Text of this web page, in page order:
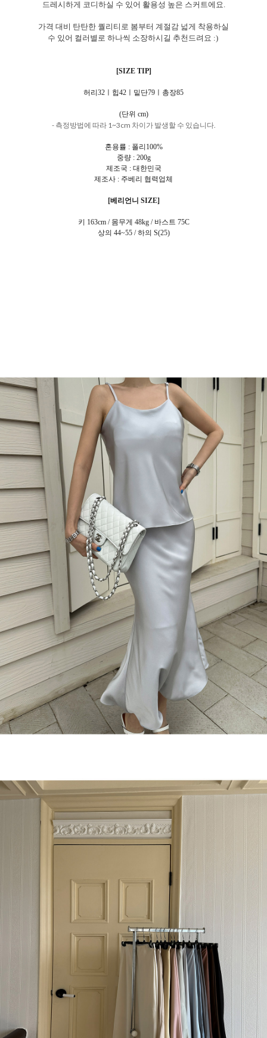
드레시하게 코디하실 수 있어 활용성 높은 스커트에요.
가격 대비 탄탄한 퀄리티로 봄부터 계절감 넓게 착용하실
수 있어 컬러별로 하나씩 소장하시길 추천드려요 :)
[SIZE TIP]
허리32ㅣ힙42ㅣ밑단79ㅣ총장85
(단위 cm)
- 측정방법에 따라 1~3cm 차이가 발생할 수 있습니다.
혼용률 : 폴리100%
중량 : 200g
제조국 : 대한민국
제조사 : 주베리 협력업체
[베리언니 SIZE]
키 163cm / 몸무게 48kg / 바스트 75C
상의 44~55 / 하의 S(25)